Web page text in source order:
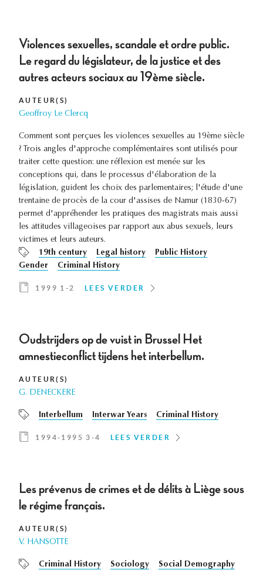
Violences sexuelles, scandale et ordre public.
Le regard du législateur, de la justice et des
autres acteurs sociaux au 19ème siècle.
AUTEUR(S)
Geoffroy Le Clercq
Comment sont perçues les violences sexuelles au 19ème siècle
? Trois angles d'approche complémentaires sont utilisés pour
traiter cette question: une réflexion est menée sur les
conceptions qui, dans le processus d'élaboration de la
législation, guident les choix des parlementaires; l'étude d'une
trentaine de procès de la cour d'assises de Namur (1830-67)
permet d'appréhender les pratiques des magistrats mais aussi
les attitudes villageoises par rapport aux abus sexuels, leurs
victimes et leurs auteurs.
19th century
Legal history
Public History
Gender
Criminal History
1999 1-2 LEES VERDER
Oudstrijders op de vuist in Brussel Het
amnestieconflict tijdens het interbellum.
AUTEUR(S)
G. DENECKERE
Interbellum Interwar Years Criminal History
1994-1995 3-4 LEES VERDER
Les prévenus de crimes et de délits à Liège sous
le régime français.
AUTEUR(S)
V. HANSOTTE
Criminal History Sociology Social Demography